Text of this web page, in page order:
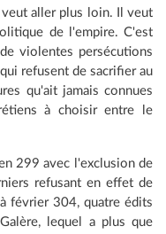
aller plus loin. Il veut
de l'empire. C'est
violentes persécutions
refusent de sacrifier au
qu'ait jamais connues
à choisir entre le
299 avec l'exclusion de
refusant en effet de
février 304, quatre édits
lequel a plus que